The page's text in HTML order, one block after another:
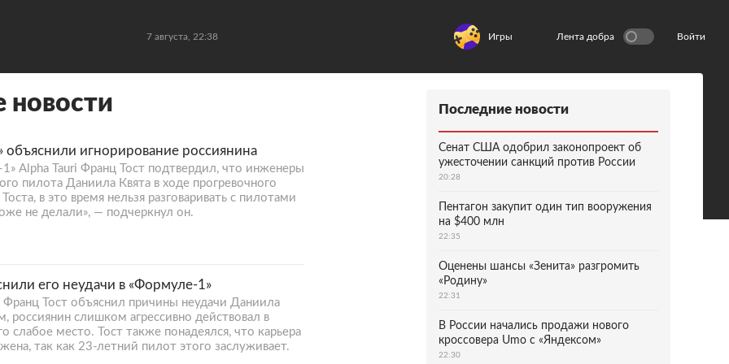
7 августа, 22:38 Игры Лента добра Войти
новости
объяснили игнорирование россиянина
Alpha Tauri Франц Тост подтвердил, что инженеры
пилота Даниила Квята в ходе прогревочного
в это время нельзя разговаривать с пилотами
не делали», — подчеркнул он.
его неудачи в «Формуле-1»
Тост объяснил причины неудачи Даниила
россиянин слишком агрессивно действовал в
слабое место. Тост также понадеялся, что карьера
так как 23-летний пилот этого заслуживает.
Последние новости
Сенат США одобрил законопроект об
ужесточении санкций против России
20:28
Пентагон закупит один тип вооружения
на $400 млн
22:35
Оценены шансы «Зенита» разгромить
«Родину»
22:31
В России начались продажи нового
кроссовера Umo с «Яндексом»
22:30